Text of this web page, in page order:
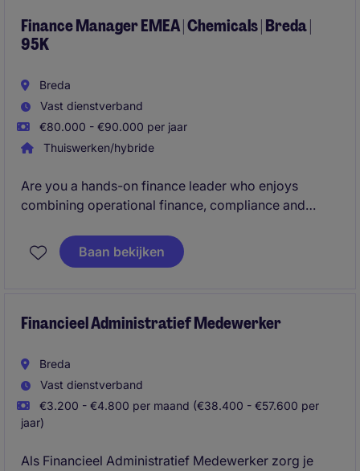
Finance Manager EMEA | Chemicals | Breda |
95K
Breda
Vast dienstverband
€80.000 - €90.000 per jaar
Thuiswerken/hybride
Are you a hands-on finance leader who enjoys
combining operational finance, compliance and
This role offers the opportunity to take ownership of
finance operations across multiple countries while
Baan bekijken
Financieel Administratief Medewerker
Breda
Vast dienstverband
€3.200 - €4.800 per maand (€38.400 - €57.600 per
jaar)
Als Financieel Administratief Medewerker zorg je